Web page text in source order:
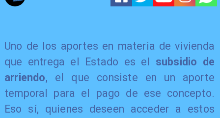
Uno de los aportes en materia de vivienda
que entrega el Estado es el subsidio de
arriendo, el que consiste en un aporte
temporal para el pago de ese concepto.
Eso sí, quienes deseen acceder a estos